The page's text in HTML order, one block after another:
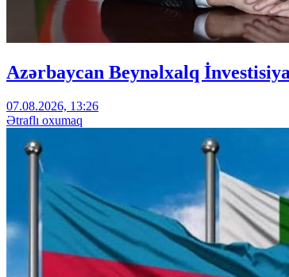
Azərbaycan Beynəlxalq
07.08.2026, 13:26
Ətraflı oxumaq